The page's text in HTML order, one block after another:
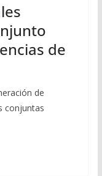
de
de
conjuntas